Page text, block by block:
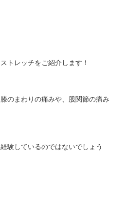
トレッチをご紹介します！
のまわりの痛みや、股関節の痛み
験しているのではないでしょう